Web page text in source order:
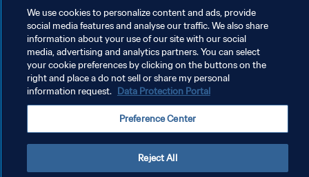
We use cookies to personalize content and ads, provide
social media features and analyse our traffic. We also share
information about your use of our site with our social
media, advertising and analytics partners. You can select
your cookie preferences by clicking on the buttons on the
right and place a do not sell or share my personal
information request. Data Protection Portal
Preference Center
Reject All